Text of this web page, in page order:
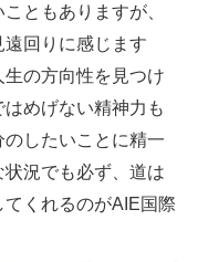
ともありますが、
回りに感じます
の方向性を見つけ
めげない精神力も
したいことに精一
況でも必ず、道は
くれるのがAIE国際